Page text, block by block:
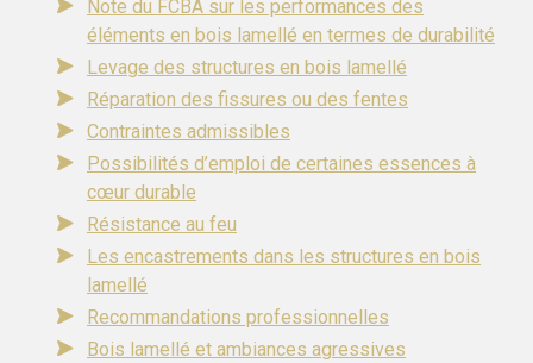
Note du FCBA sur les performances des
éléments en bois lamellé en termes de durabilité
Levage des structures en bois lamellé
Réparation des fissures ou des fentes
Contraintes admissibles
Possibilités d’emploi de certaines essences à
cœur durable
Résistance au feu
Les encastrements dans les structures en bois
lamellé
Recommandations professionnelles
Bois lamellé et ambiances agressives